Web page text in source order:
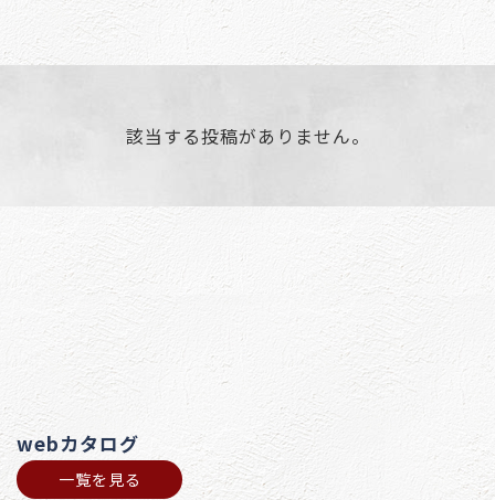
該当する投稿がありません。
webカタログ
一覧を見る